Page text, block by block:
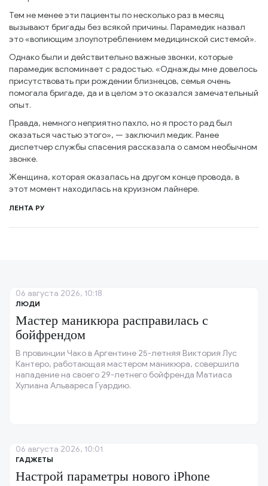
Тем не менее эти пациенты по несколько раз в месяц
вызывают бригады без всякой причины. Парамедик назвал
это «вопиющим злоупотреблением медицинской системой».
Однако были и действительно важные звонки, которые
парамедик вспоминает с радостью. «Однажды мне довелось
присутствовать при рождении близнецов, семья очень
помогала бригаде, да и в целом это оказался замечательный
опыт.
Правда, немного неприятно пахло, но я просто рад был
оказаться частью этого», — заключил медик. Ранее
диспетчер службы спасения рассказала о самом необычном
звонке.
Женщина, которая оказалась на другом конце провода, в
этот момент находилась на круизном лайнере.
ЛЕНТА РУ
ЛЮДИ
Мастер маникюра расправилась с
бойфрендом
В провинции Чако в Аргентине 25-летняя Виктория Лус
Кантеро, работающая мастером маникюра, совершила
нападение на своего 29-летнего бойфренда Матиаса
Хулиана Альвареса Гуардию.
06 августа 2026, 10:18
ГАДЖЕТЫ
Настрой параметры нового iPhone
06 августа 2026, 10:01